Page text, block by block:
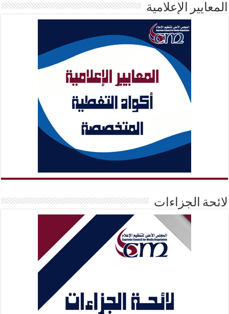
المعايير الإعلامية
لائحة الجزاءات